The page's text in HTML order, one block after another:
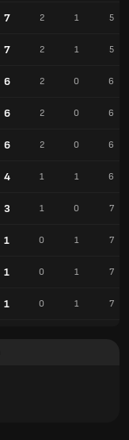
7 2 1 5
7 2 1 5
6 2 0 6
6 2 0 6
6 2 0 6
4 1 1 6
3 1 0 7
1 0 1 7
1 0 1 7
1 0 1 7